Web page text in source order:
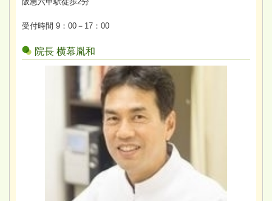
受付時間 9：00－17：00
院長 横幕胤和